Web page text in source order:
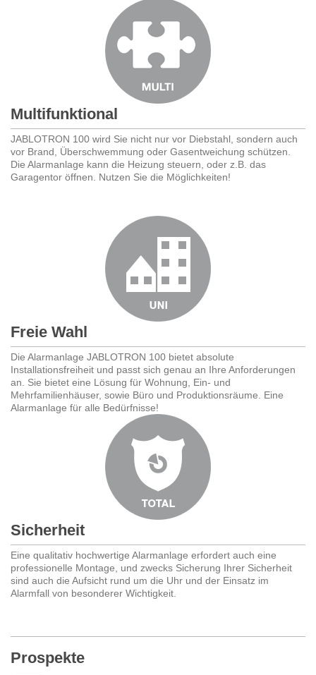
Multifunktional
JABLOTRON 100 wird Sie nicht nur vor Diebstahl, sondern auch
vor Brand, Überschwemmung oder Gasentweichung schützen.
Die Alarmanlage kann die Heizung steuern, oder z.B. das
Garagentor öffnen. Nutzen Sie die Möglichkeiten!
Freie Wahl
Die Alarmanlage JABLOTRON 100 bietet absolute
Installationsfreiheit und passt sich genau an Ihre Anforderungen
an. Sie bietet eine Lösung für Wohnung, Ein- und
Mehrfamilienhäuser, sowie Büro und Produktionsräume. Eine
Alarmanlage für alle Bedürfnisse!
Sicherheit
Eine qualitativ hochwertige Alarmanlage erfordert auch eine
professionelle Montage, und zwecks Sicherung Ihrer Sicherheit
sind auch die Aufsicht rund um die Uhr und der Einsatz im
Alarmfall von besonderer Wichtigkeit.
Prospekte